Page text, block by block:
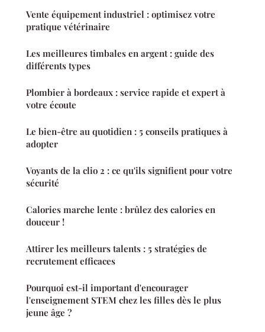
Vente équipement industriel : optimisez votre
pratique vétérinaire
Les meilleures timbales en argent : guide des
différents types
Plombier à bordeaux : service rapide et expert à
votre écoute
Le bien-être au quotidien : 5 conseils pratiques à
adopter
Voyants de la clio 2 : ce qu'ils signifient pour votre
sécurité
Calories marche lente : brûlez des calories en
douceur !
Attirer les meilleurs talents : 5 stratégies de
recrutement efficaces
Pourquoi est-il important d'encourager
l'enseignement STEM chez les filles dès le plus
jeune âge ?